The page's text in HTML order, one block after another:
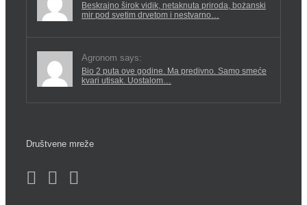
Beskrajno širok vidik, netaknuta priroda, bożanski
mir pod svetim drvetom i nestvarno…
Agronom says:
Bio 2 puta ove godine. Ma predivno. Samo smeće
kvari utisak. Uostalom…
Društvene mreže